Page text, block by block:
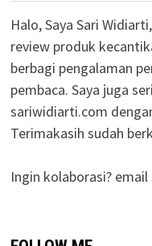
Halo, Saya Sari
review produk
berbagi pengalaman
pembaca. Saya juga
sariwidiarti.com
Terimakasih sudah
Ingin kolaborasi? email